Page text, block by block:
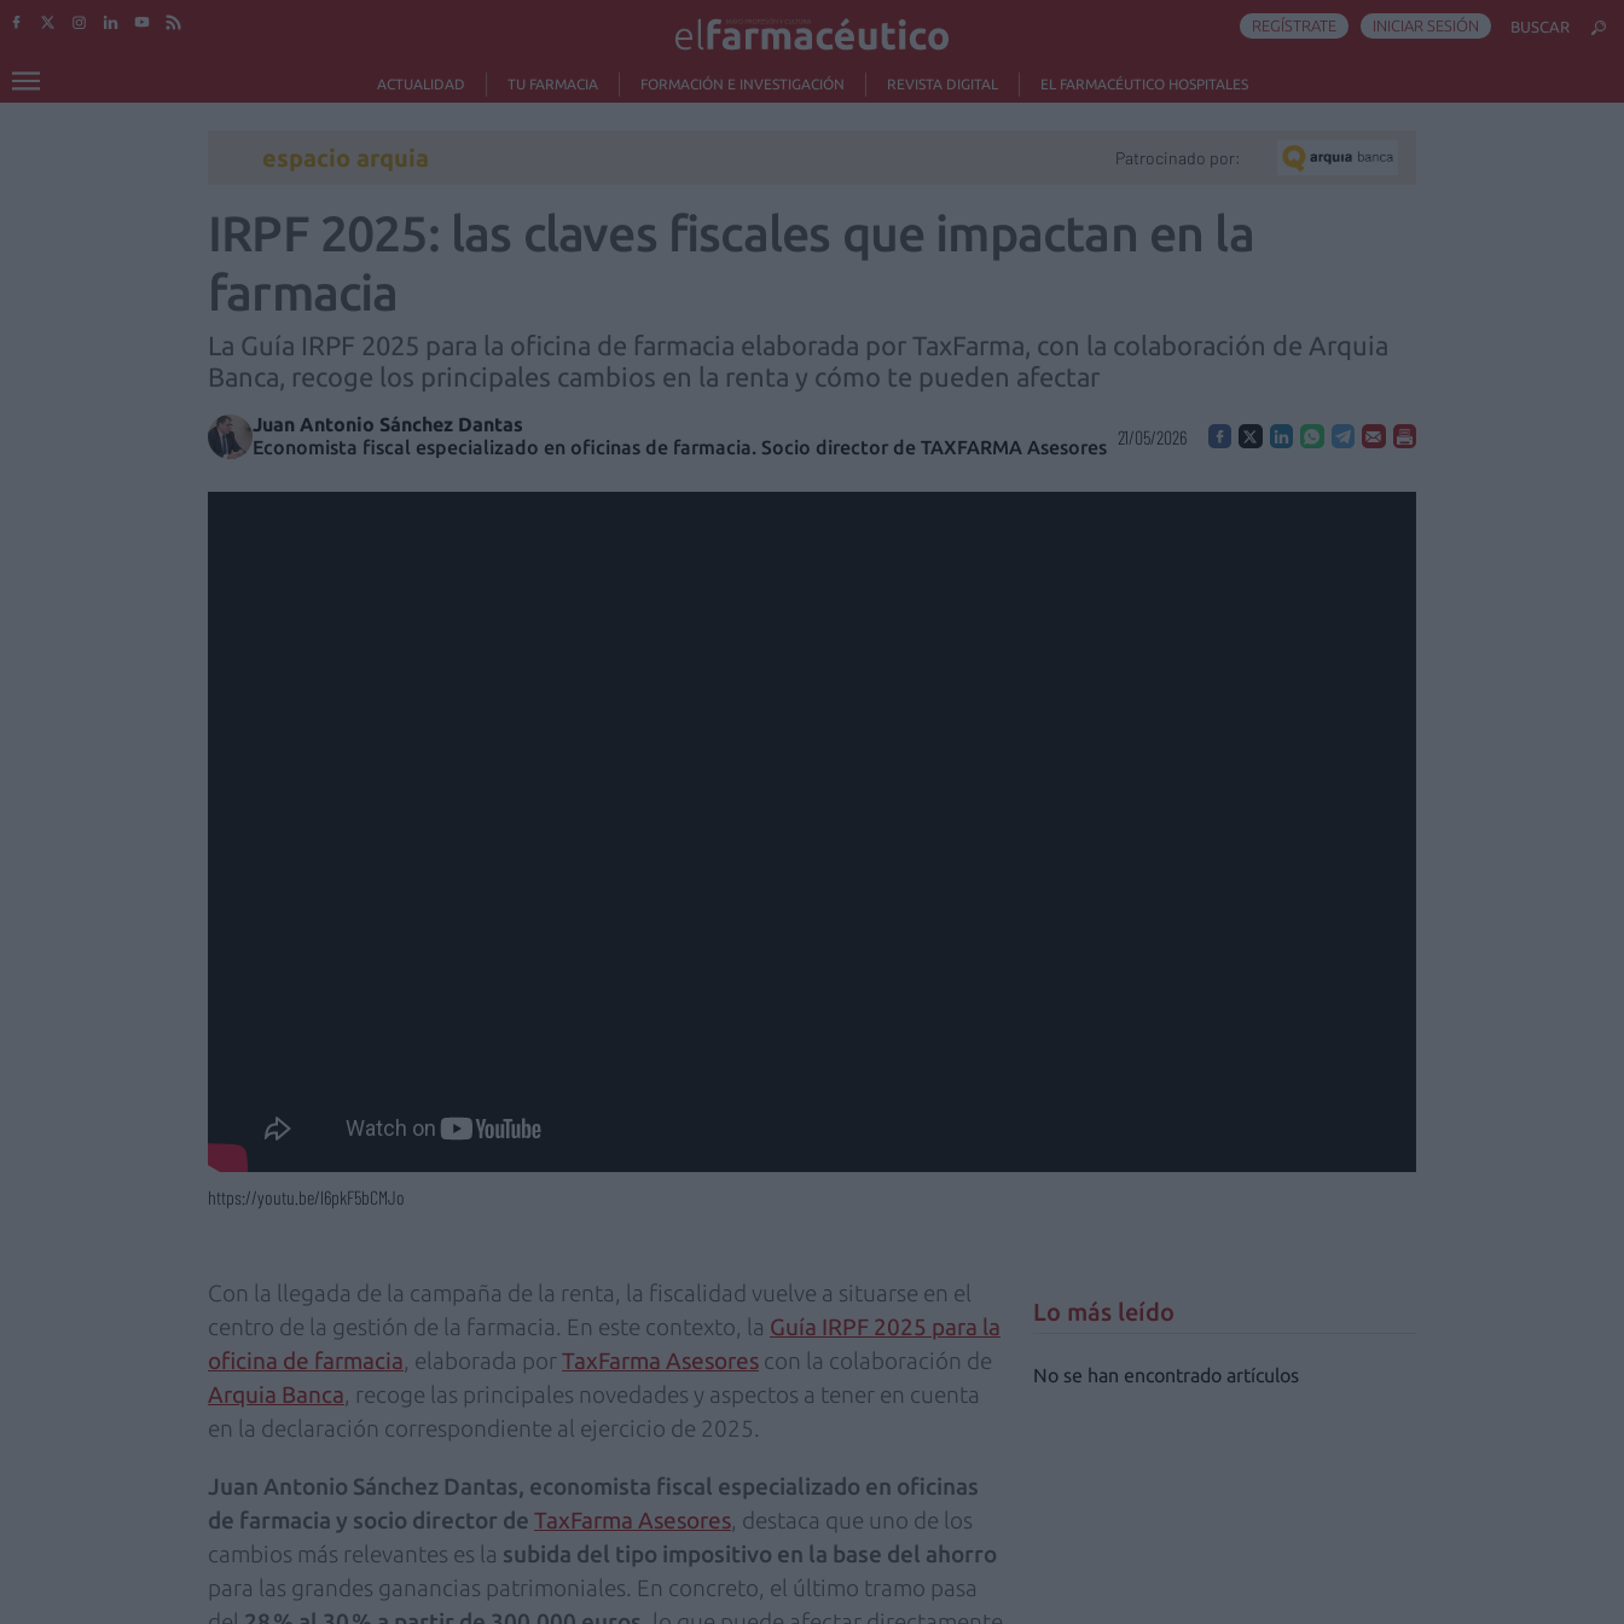
ACTUALIDAD TU FARMACIA FORMACIÓN E INVESTIGACIÓN REVISTA DIGITAL EL FARMACÉUTICO HOSPITALES
REGÍSTRATE INICIAR SESIÓN BUSCAR
espacio arquia Patrocinado por:
IRPF 2025: las claves fiscales que impactan en la
farmacia
La Guía IRPF 2025 para la oficina de farmacia elaborada por TaxFarma, con la colaboración de Arquia
Banca, recoge los principales cambios en la renta y cómo te pueden afectar
Juan Antonio Sánchez Dantas
Economista fiscal especializado en oficinas de farmacia. Socio director de TAXFARMA Asesores 21/05/2026
https://youtu.be/l6pkF5bCMJo
Con la llegada de la campaña de la renta, la fiscalidad vuelve a situarse en el
centro de la gestión de la farmacia. En este contexto, la Guía IRPF 2025 para la
oficina de farmacia, elaborada porTaxFarma Asesores con la colaboración de
Arquia Banca, recoge las principales novedades y aspectos a tener en cuenta
en la declaración correspondiente al ejercicio de 2025.
Juan Antonio Sánchez Dantas, economista fiscal especializado en oficinas
de farmacia y socio director de TaxFarma Asesores, destaca que uno de los
cambios más relevantes es la subida del tipo impositivo en la base del ahorro
para las grandes ganancias patrimoniales. En concreto, el último tramo pasa
Lo más leído
No se han encontrado artículos